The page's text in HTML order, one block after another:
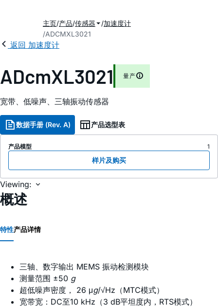
主页 产品 传感器
加速度计
ADCMXL3021
返回 加速度计
ADcmXL3021 量产
宽带、低噪声、三轴振动传感器
数据手册 (Rev. A) 产品选型表
产品模型 1
样片及购买
Viewing:
概述
特性产品详情
三轴、数字输出 MEMS 振动检测模块
测量范围 ±50 g
超低噪声密度， 26 μg/√Hz（MTC模式）
宽带宽：DC至10 kHz（3 dB平坦度内，RTS模式）